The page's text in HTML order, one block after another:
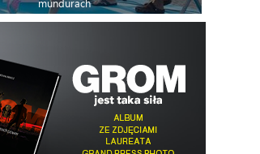
mundurach